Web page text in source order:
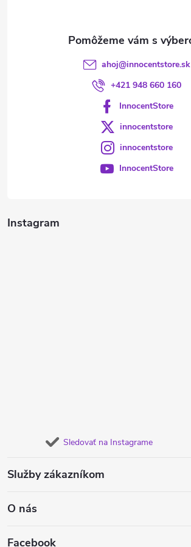
Instagram
Sledovať na Instagrame
Služby zákazníkom
O nás
Facebook
ahoj@innocentstore.sk
+421 948 660 160
InnocentStore
innocentstore
innocentstore
InnocentStore